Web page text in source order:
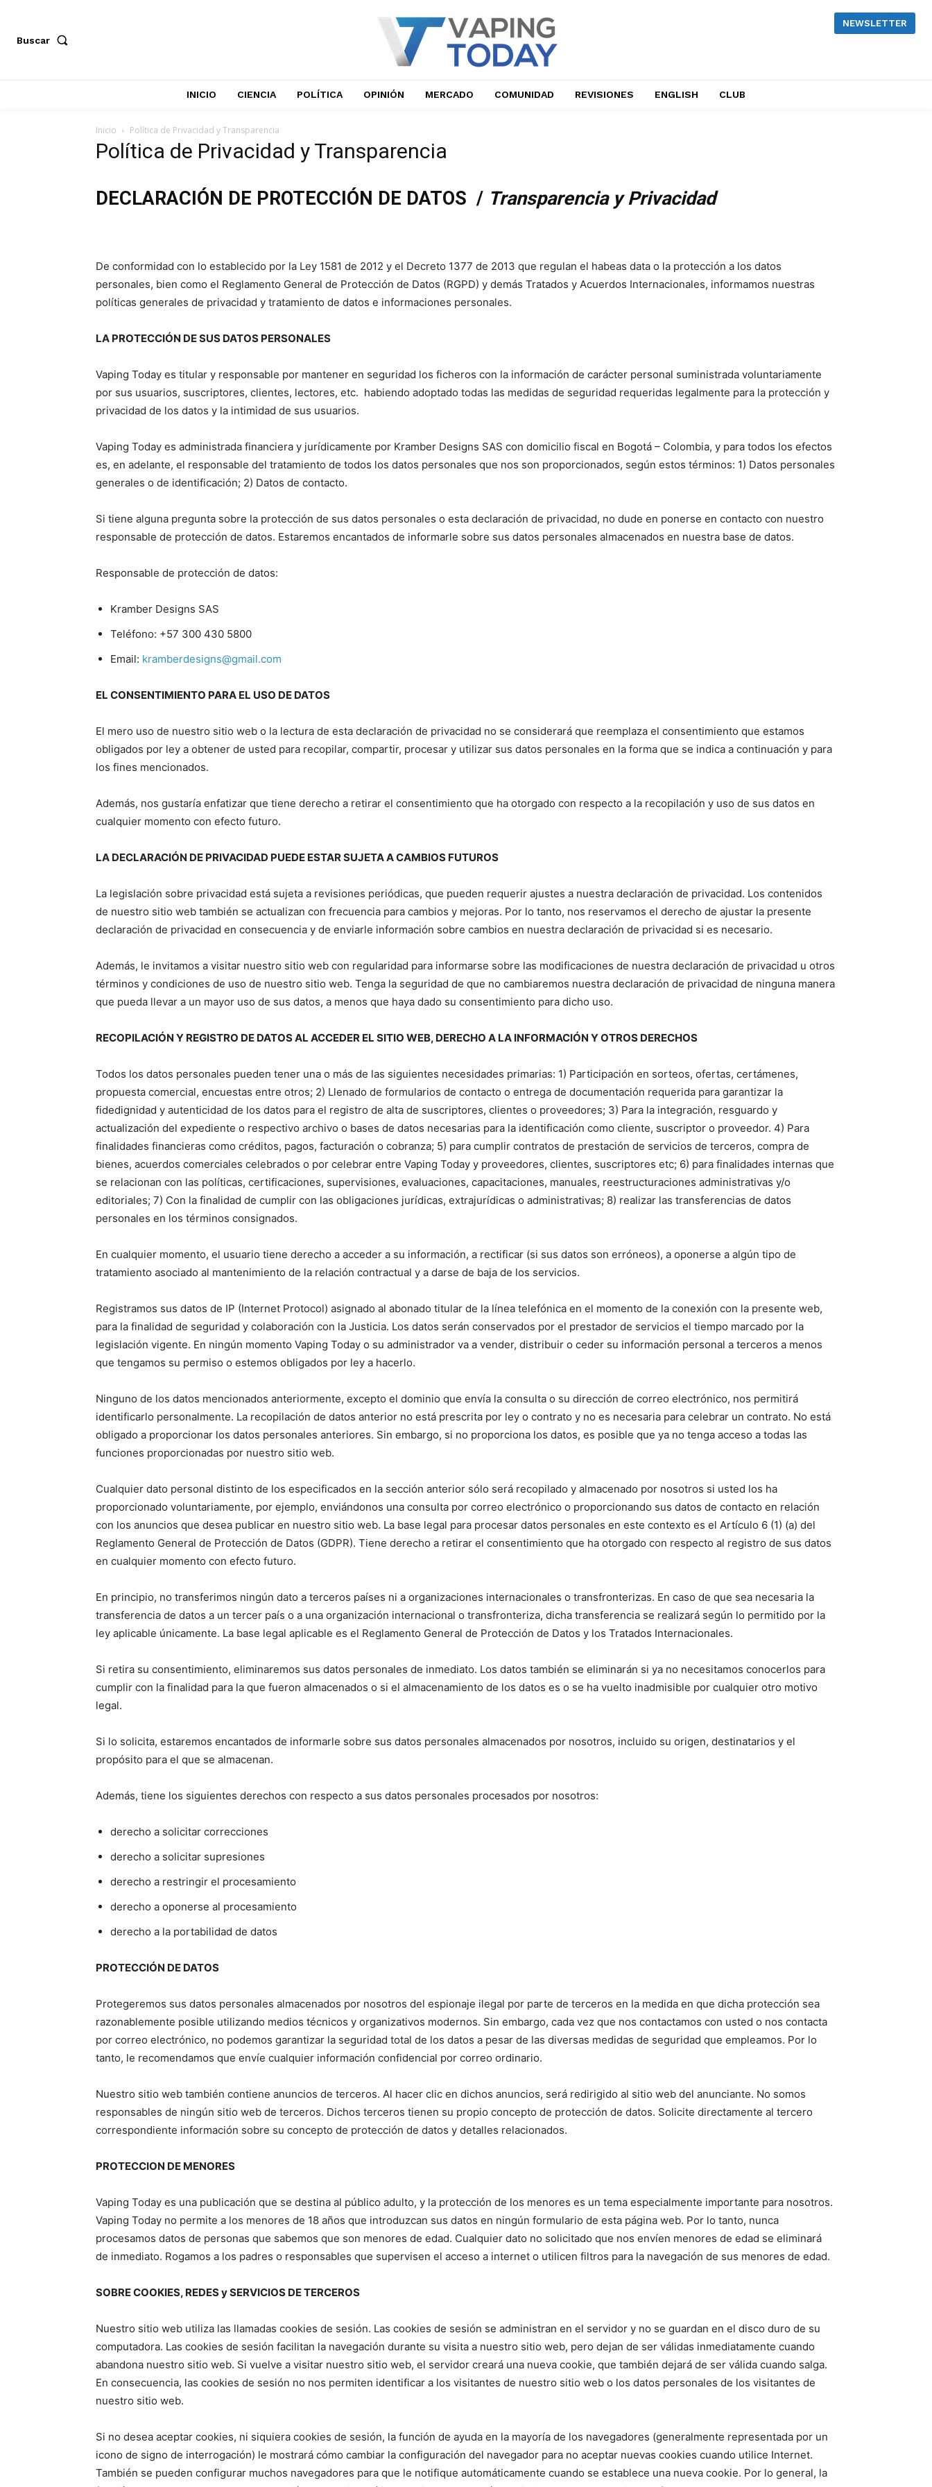
No te pierdas de las últimas
noticias del vapeo y la reducción de daños en tu correo
electrónico.
Subscribe to our daily clipping and receive all the news
of vaping and tobacco harm reduction in your email.
SUBSCRIBIRSE
Buscar
NEWSLETTER
INICIO CIENCIA POLÍTICA OPINIÓN MERCADO COMUNIDAD REVISIONES ENGLISH CLUB
Inicio Política de Privacidad y Transparencia
Política de Privacidad y Transparencia
DECLARACIÓN DE PROTECCIÓN DE DATOS / Transparencia y Privacidad
De conformidad con lo establecido por la Ley 1581 de 2012 y el Decreto 1377 de 2013 que regulan el habeas data o la protección a los datos
personales, bien como el Reglamento General de Protección de Datos (RGPD) y demás Tratados y Acuerdos Internacionales, informamos nuestras
políticas generales de privacidad y tratamiento de datos e informaciones personales.
LA PROTECCIÓN DE SUS DATOS PERSONALES
Vaping Today es titular y responsable por mantener en seguridad los ficheros con la información de carácter personal suministrada voluntariamente
por sus usuarios, suscriptores, clientes, lectores, etc. habiendo adoptado todas las medidas de seguridad requeridas legalmente para la protección y
privacidad de los datos y la intimidad de sus usuarios.
Vaping Today es administrada financiera y jurídicamente por Kramber Designs SAS con domicilio fiscal en Bogotá – Colombia, y para todos los efectos
es, en adelante, el responsable del tratamiento de todos los datos personales que nos son proporcionados, según estos términos: 1) Datos personales
generales o de identificación; 2) Datos de contacto.
Si tiene alguna pregunta sobre la protección de sus datos personales o esta declaración de privacidad, no dude en ponerse en contacto con nuestro
responsable de protección de datos. Estaremos encantados de informarle sobre sus datos personales almacenados en nuestra base de datos.
Responsable de protección de datos:
Kramber Designs SAS
Teléfono: +57 300 430 5800
Email: kramberdesigns@gmail.com
EL CONSENTIMIENTO PARA EL USO DE DATOS
El mero uso de nuestro sitio web o la lectura de esta declaración de privacidad no se considerará que reemplaza el consentimiento que estamos
obligados por ley a obtener de usted para recopilar, compartir, procesar y utilizar sus datos personales en la forma que se indica a continuación y para
los fines mencionados.
Además, nos gustaría enfatizar que tiene derecho a retirar el consentimiento que ha otorgado con respecto a la recopilación y uso de sus datos en
cualquier momento con efecto futuro.
LA DECLARACIÓN DE PRIVACIDAD PUEDE ESTAR SUJETA A CAMBIOS FUTUROS
La legislación sobre privacidad está sujeta a revisiones periódicas, que pueden requerir ajustes a nuestra declaración de privacidad. Los contenidos
de nuestro sitio web también se actualizan con frecuencia para cambios y mejoras. Por lo tanto, nos reservamos el derecho de ajustar la presente
declaración de privacidad en consecuencia y de enviarle información sobre cambios en nuestra declaración de privacidad si es necesario.
Además, le invitamos a visitar nuestro sitio web con regularidad para informarse sobre las modificaciones de nuestra declaración de privacidad u otros
términos y condiciones de uso de nuestro sitio web. Tenga la seguridad de que no cambiaremos nuestra declaración de privacidad de ninguna manera
que pueda llevar a un mayor uso de sus datos, a menos que haya dado su consentimiento para dicho uso.
RECOPILACIÓN Y REGISTRO DE DATOS AL ACCEDER EL SITIO WEB, DERECHO A LA INFORMACIÓN Y OTROS DERECHOS
Todos los datos personales pueden tener una o más de las siguientes necesidades primarias: 1) Participación en sorteos, ofertas, certámenes,
propuesta comercial, encuestas entre otros; 2) Llenado de formularios de contacto o entrega de documentación requerida para garantizar la
fidedignidad y autenticidad de los datos para el registro de alta de suscriptores, clientes o proveedores; 3) Para la integración, resguardo y
actualización del expediente o respectivo archivo o bases de datos necesarias para la identificación como cliente, suscriptor o proveedor. 4) Para
finalidades financieras como créditos, pagos, facturación o cobranza; 5) para cumplir contratos de prestación de servicios de terceros, compra de
bienes, acuerdos comerciales celebrados o por celebrar entre Vaping Today y proveedores, clientes, suscriptores etc; 6) para finalidades internas que
se relacionan con las políticas, certificaciones, supervisiones, evaluaciones, capacitaciones, manuales, reestructuraciones administrativas y/o
editoriales; 7) Con la finalidad de cumplir con las obligaciones jurídicas, extrajurídicas o administrativas; 8) realizar las transferencias de datos
personales en los términos consignados.
En cualquier momento, el usuario tiene derecho a acceder a su información, a rectificar (si sus datos son erróneos), a oponerse a algún tipo de
tratamiento asociado al mantenimiento de la relación contractual y a darse de baja de los servicios.
Registramos sus datos de IP (Internet Protocol) asignado al abonado titular de la línea telefónica en el momento de la conexión con la presente web,
para la finalidad de seguridad y colaboración con la Justicia. Los datos serán conservados por el prestador de servicios el tiempo marcado por la
legislación vigente. En ningún momento Vaping Today o su administrador va a vender, distribuir o ceder su información personal a terceros a menos
que tengamos su permiso o estemos obligados por ley a hacerlo.
Ninguno de los datos mencionados anteriormente, excepto el dominio que envía la consulta o su dirección de correo electrónico, nos permitirá
identificarlo personalmente. La recopilación de datos anterior no está prescrita por ley o contrato y no es necesaria para celebrar un contrato. No está
obligado a proporcionar los datos personales anteriores. Sin embargo, si no proporciona los datos, es posible que ya no tenga acceso a todas las
funciones proporcionadas por nuestro sitio web.
Cualquier dato personal distinto de los especificados en la sección anterior sólo será recopilado y almacenado por nosotros si usted los ha
proporcionado voluntariamente, por ejemplo, enviándonos una consulta por correo electrónico o proporcionando sus datos de contacto en relación
con los anuncios que desea publicar en nuestro sitio web. La base legal para procesar datos personales en este contexto es el Artículo 6 (1) (a) del
Reglamento General de Protección de Datos (GDPR). Tiene derecho a retirar el consentimiento que ha otorgado con respecto al registro de sus datos
en cualquier momento con efecto futuro.
En principio, no transferimos ningún dato a terceros países ni a organizaciones internacionales o transfronterizas. En caso de que sea necesaria la
transferencia de datos a un tercer país o a una organización internacional o transfronteriza, dicha transferencia se realizará según lo permitido por la
ley aplicable únicamente. La base legal aplicable es el Reglamento General de Protección de Datos y los Tratados Internacionales.
Si retira su consentimiento, eliminaremos sus datos personales de inmediato. Los datos también se eliminarán si ya no necesitamos conocerlos para
cumplir con la finalidad para la que fueron almacenados o si el almacenamiento de los datos es o se ha vuelto inadmisible por cualquier otro motivo
legal.
Si lo solicita, estaremos encantados de informarle sobre sus datos personales almacenados por nosotros, incluido su origen, destinatarios y el
propósito para el que se almacenan.
Además, tiene los siguientes derechos con respecto a sus datos personales procesados por nosotros:
derecho a solicitar correcciones
derecho a solicitar supresiones
derecho a restringir el procesamiento
derecho a oponerse al procesamiento
derecho a la portabilidad de datos
PROTECCIÓN DE DATOS
Protegeremos sus datos personales almacenados por nosotros del espionaje ilegal por parte de terceros en la medida en que dicha protección sea
razonablemente posible utilizando medios técnicos y organizativos modernos. Sin embargo, cada vez que nos contactamos con usted o nos contacta
por correo electrónico, no podemos garantizar la seguridad total de los datos a pesar de las diversas medidas de seguridad que empleamos. Por lo
tanto, le recomendamos que envíe cualquier información confidencial por correo ordinario.
Nuestro sitio web también contiene anuncios de terceros. Al hacer clic en dichos anuncios, será redirigido al sitio web del anunciante. No somos
responsables de ningún sitio web de terceros. Dichos terceros tienen su propio concepto de protección de datos. Solicite directamente al tercero
correspondiente información sobre su concepto de protección de datos y detalles relacionados.
PROTECCION DE MENORES
Vaping Today es una publicación que se destina al público adulto, y la protección de los menores es un tema especialmente importante para nosotros.
Vaping Today no permite a los menores de 18 años que introduzcan sus datos en ningún formulario de esta página web. Por lo tanto, nunca
procesamos datos de personas que sabemos que son menores de edad. Cualquier dato no solicitado que nos envíen menores de edad se eliminará
de inmediato. Rogamos a los padres o responsables que supervisen el acceso a internet o utilicen filtros para la navegación de sus menores de edad.
SOBRE COOKIES, REDES y SERVICIOS DE TERCEROS
Nuestro sitio web utiliza las llamadas cookies de sesión. Las cookies de sesión se administran en el servidor y no se guardan en el disco duro de su
computadora. Las cookies de sesión facilitan la navegación durante su visita a nuestro sitio web, pero dejan de ser válidas inmediatamente cuando
abandona nuestro sitio web. Si vuelve a visitar nuestro sitio web, el servidor creará una nueva cookie, que también dejará de ser válida cuando salga.
En consecuencia, las cookies de sesión no nos permiten identificar a los visitantes de nuestro sitio web o los datos personales de los visitantes de
nuestro sitio web.
Si no desea aceptar cookies, ni siquiera cookies de sesión, la función de ayuda en la mayoría de los navegadores (generalmente representada por un
icono de signo de interrogación) le mostrará cómo cambiar la configuración del navegador para no aceptar nuevas cookies cuando utilice Internet.
También se pueden configurar muchos navegadores para que le notifique automáticamente cuando se establece una nueva cookie. Por lo general, la